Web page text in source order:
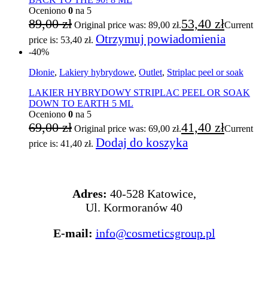
Oceniono 0 na 5
89,00zł Original price was: 89,00 zł.53,40 złCurrent
price is: 53,40 zł. Otrzymuj powiadomienia
-40%
Dłonie, Lakiery hybrydowe, Outlet, Striplac peel or soak
LAKIER HYBRYDOWY STRIPLAC PEEL OR SOAK
DOWN TO EARTH 5 ML
Oceniono 0 na 5
69,00zł Original price was: 69,00 zł.41,40 złCurrent
price is: 41,40 zł. Dodaj do koszyka
Adres: 40-528 Katowice,
Ul. Kormoranów 40
E-mail: info@cosmeticsgroup.pl